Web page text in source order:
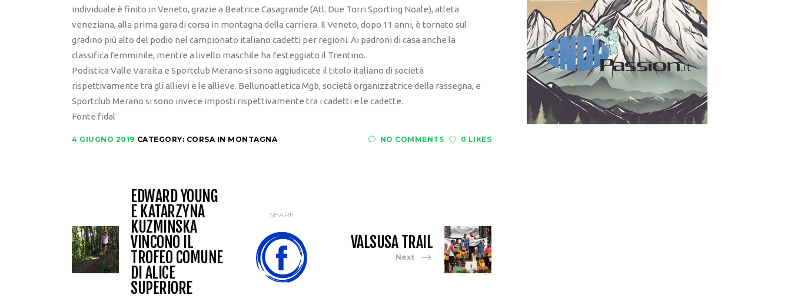
individuale è finito in Veneto, grazie a Beatrice Casagrande (Atl. Due Torri Sporting Noale), atleta
veneziana, alla prima gara di corsa in montagna della carriera. Il Veneto, dopo 11 anni, è tornato sul
gradino più alto del podio nel campionato italiano cadetti per regioni. Ai padroni di casa anche la
classifica femminile, mentre a livello maschile ha festeggiato il Trentino.
Podistica Valle Varaita e Sportclub Merano si sono aggiudicate il titolo italiano di società
rispettivamente tra gli allievi e le allieve. Bellunoatletica Mgb, società organizzatrice della rassegna, e
Sportclub Merano si sono invece imposti rispettivamente tra i cadetti e le cadette.
Fonte fidal
4 GIUGNO 2019 CATEGORY: CORSA IN MONTAGNA NO COMMENTS 0 LIKES
EDWARD YOUNG
E KATARZYNA
KUZMINSKA
VINCONO IL
TROFEO COMUNE
DI ALICE
SUPERIORE
SHARE
VALSUSA TRAIL
Next